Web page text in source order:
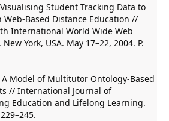
Visualising Student Tracking Data to
Based Distance Education //
International World Wide Web
York, USA. May 17–22, 2004. P.
A Model of Multitutor Ontology-Based
// International Journal of
Education and Lifelong Learning.